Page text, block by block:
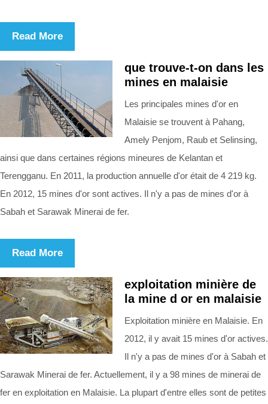
Read More
que trouve-t-on dans les
mines en malaisie
Les principales mines d'or en
Malaisie se trouvent à Pahang,
Amely Penjom, Raub et Selinsing,
ainsi que dans certaines régions mineures de Kelantan et
Terengganu. En 2011, la production annuelle d'or était de 4 219 kg.
En 2012, 15 mines d'or sont actives. Il n'y a pas de mines d'or à
Sabah et Sarawak Minerai de fer.
Read More
exploitation minière de
la mine d or en malaisie
Exploitation minière en Malaisie. En
2012, il y avait 15 mines d'or actives.
Il n'y a pas de mines d'or à Sabah et
Sarawak Minerai de fer. Actuellement, il y a 98 mines de minerai de
fer en exploitation en Malaisie. La plupart d'entre elles sont de petites